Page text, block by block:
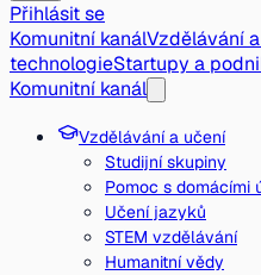
Přihlásit se
Komunitní kanálVzdělávání
technologieStartupy a
Komunitní kanál
Vzdělávání a učení
Studijní skupiny
Pomoc s domácími
Učení jazyků
STEM vzdělávání
Humanitní vědy